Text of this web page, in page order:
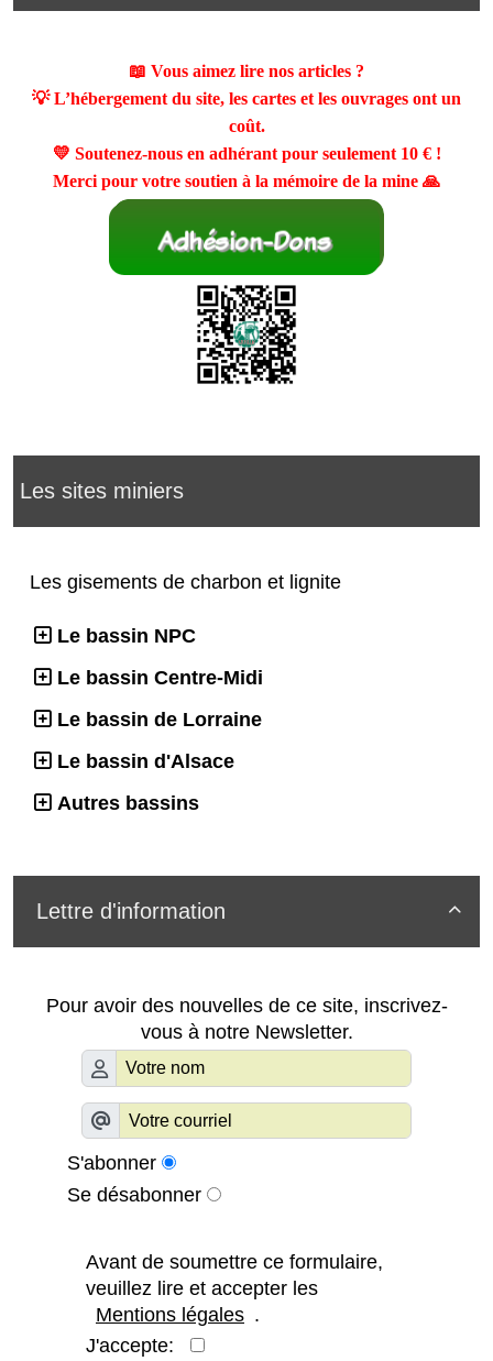
📖 Vous aimez lire nos articles ?
💡 L’hébergement du site, les cartes et les ouvrages ont un
coût.
💛 Soutenez-nous en adhérant pour seulement 10 €!
Merci pour votre soutien à la mémoire de la mine 🙏
Les sites miniers
Les gisements de charbon et lignite
Le bassin NPC
Le bassin Centre-Midi
Le bassin de Lorraine
Le bassin d'Alsace
Autres bassins

Lettre d'information
Pour avoir des nouvelles de ce site, inscrivez-
vous à notre Newsletter.
S'abonner
Se désabonner
Avant de soumettre ce formulaire,
veuillez lire et accepter les
Mentions légales .
J'accepte: